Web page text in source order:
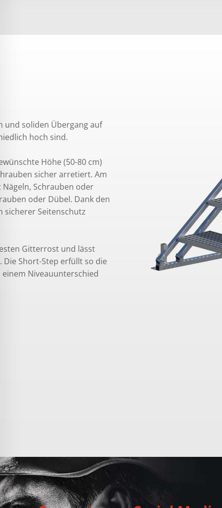
und soliden Übergang auf
hoch sind.
Höhe (50-80 cm)
sicher arretiert. Am
Schrauben oder
oder Dübel. Dank den
sicherer Seitenschutz
Gitterrost und lässt
Short-Step erfüllt so die
Niveauunterschied